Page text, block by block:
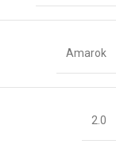
Amarok
2.0